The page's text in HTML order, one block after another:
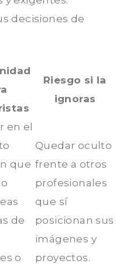
decisiones de
Riesgo si la
ignoras
en el
que
de
o
Quedar oculto
frente a otros
profesionales
que sí
posicionan sus
imágenes y
proyectos.